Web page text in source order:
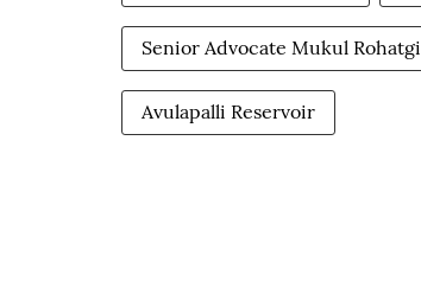
Senior Advocate Mukul Rohatgi
Avulapalli Reservoir